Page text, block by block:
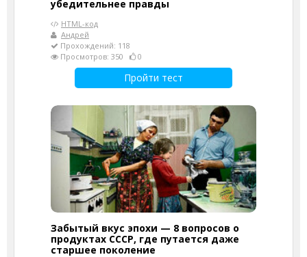
убедительнее правды
HTML-код
Андрей
Прохождений: 118
Просмотров: 350
0
Пройти тест
Забытый вкус эпохи — 8 вопросов о
продуктах СССР, где путается даже
старшее поколение